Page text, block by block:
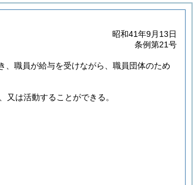
昭和41年9月13日
条例第21号
、職員が給与を受けながら、職員団体のため
は活動することができる。